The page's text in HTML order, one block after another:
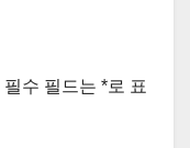
필수 필드는 *로 표